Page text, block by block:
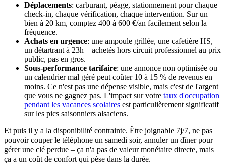
Déplacements: carburant, péage, stationnement pour chaque
check-in, chaque vérification, chaque intervention. Sur un
bien à 20 km, comptez 400 à 600 €/an facilement selon la
fréquence.
Achats en urgence: une ampoule grillée, une cafetière HS,
un détartrant à 23h – achetés hors circuit professionnel au prix
public, pas en gros.
Sous-performance tarifaire: une annonce non optimisée ou
un calendrier mal géré peut coûter 10 à 15 % de revenus en
moins. Ce n'est pas une dépense visible, mais c'est de l'argent
que vous ne gagnez pas. L'impact sur votre taux d'occupation
pendant les vacances scolaires est particulièrement significatif
sur les pics saisonniers alsaciens.
Et puis il y a la disponibilité contrainte. Être joignable 7j/7, ne pas
pouvoir couper le téléphone un samedi soir, annuler un dîner pour
gérer une clé perdue – ça n'a pas de valeur monétaire directe, mais
ça a un coût de confort qui pèse dans la durée.